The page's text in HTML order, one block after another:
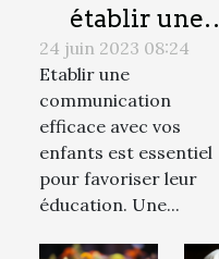
établir une
communication
efficace avec
vos enfants
pour favoriser
leur éducation
?
24 juin 2023 08:24
Etablir une
communication
efficace avec vos
enfants est essentiel
pour favoriser leur
éducation. Une...